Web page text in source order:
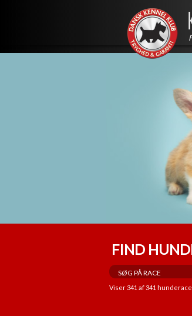
FIND
Viser341 af341